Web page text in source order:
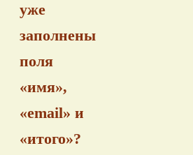
уже
заполнены
поля
«имя»,
«email» и
«итого»?